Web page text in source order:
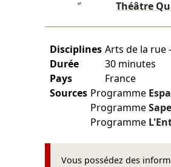
″
Théâtre
Disciplines Arts de la rue
Durée
30 minutes
Pays
France
Sources Programme
Programme
Programme
Vous possédez des